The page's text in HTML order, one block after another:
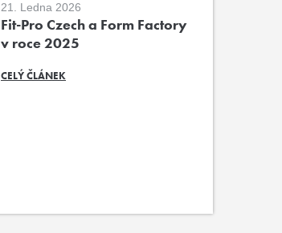
21. Ledna 2026
Fit-Pro Czech a Form Factory
v roce 2025
CELÝ ČLÁNEK